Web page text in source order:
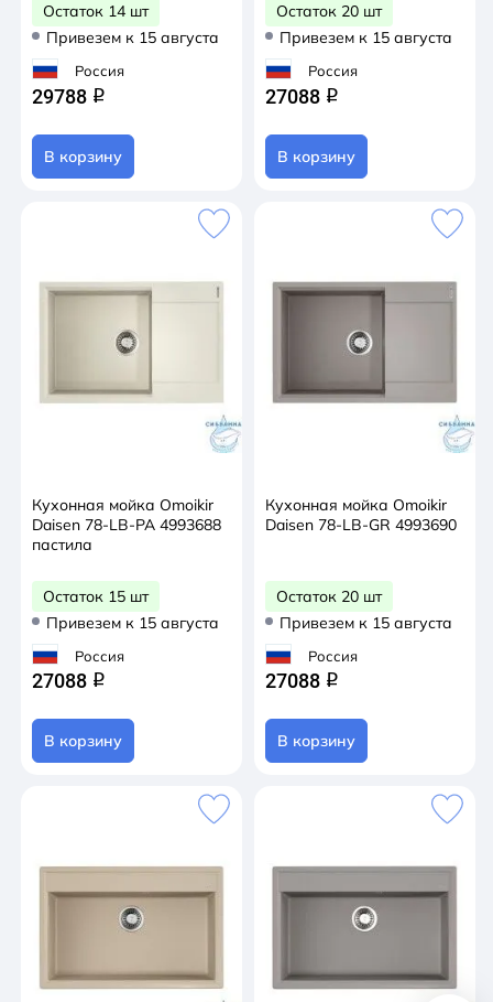
Остаток 14 шт
Привезем к 15 августа
Россия
29788 q
В корзину
Остаток 20 шт
Привезем к 15 августа
Россия
27088 q
В корзину
Кухонная мойка Omoikir
Daisen 78-LB-PA 4993688
пастила
Остаток 15 шт
Привезем к 15 августа
Россия
27088 q
В корзину
Кухонная мойка Omoikir
Daisen 78-LB-GR 4993690
Остаток 20 шт
Привезем к 15 августа
Россия
27088 q
В корзину